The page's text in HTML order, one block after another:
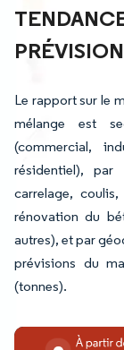
Le rapport sur le
mélange est
(commercial,
résidentiel),
carrelage,
rénovation du
autres), et par
prévisions du
(tonnes).